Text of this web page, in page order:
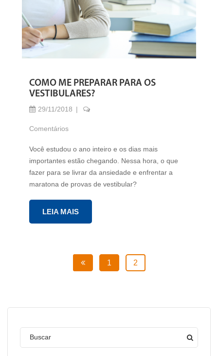
COMO ME PREPARAR PARA OS
VESTIBULARES?
29/11/2018
Comentários
Você estudou o ano inteiro e os dias mais
importantes estão chegando. Nessa hora, o que
fazer para se livrar da ansiedade e enfrentar a
maratona de provas de vestibular?
LEIA MAIS
1 2
Buscar